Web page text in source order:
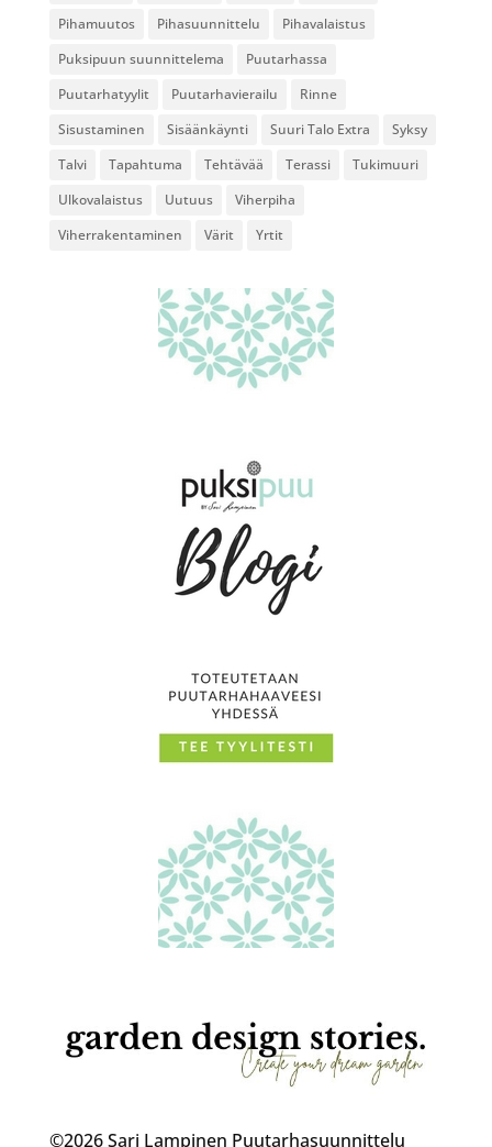
Pihamuutos
Pihasuunnittelu
Pihavalaistus
Puksipuun suunnittelema
Puutarhassa
Puutarhatyylit
Puutarhavierailu
Rinne
Sisustaminen
Sisäänkäynti Suuri Talo Extra
Syksy
Talvi
Tapahtuma Tehtävää Terassi
Tukimuuri
Ulkovalaistus
Uutuus
Viherpiha
Viherrakentaminen
Värit Yrtit
©2026 Sari Lampinen Puutarhasuunnittelu